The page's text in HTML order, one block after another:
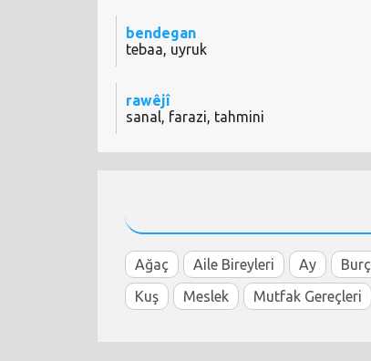
bendegan
tebaa, uyruk
rawêjî
sanal, farazi, tahmini
Ağaç Aile Bireyleri Ay Burç
Kuş
Meslek Mutfak Gereçleri